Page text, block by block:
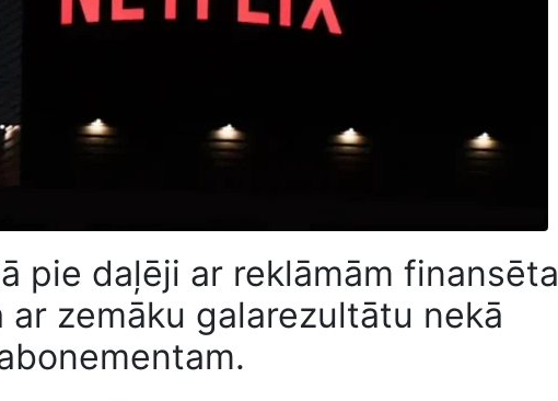
pie daļēji ar reklāmām finansēta
ar zemāku galarezultātu nekā